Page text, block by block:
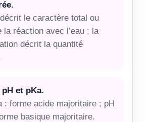
le caractère total ou
la réaction avec l’eau ; la
décrit la quantité
et pKa.
: forme acide majoritaire ; pH
basique majoritaire.